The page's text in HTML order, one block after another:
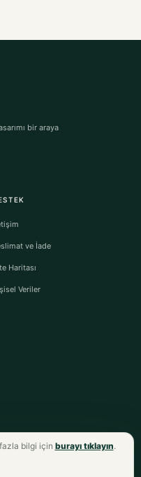
bir araya
ve İade
Haritası
Veriler
bilgi için burayı tıklayın.